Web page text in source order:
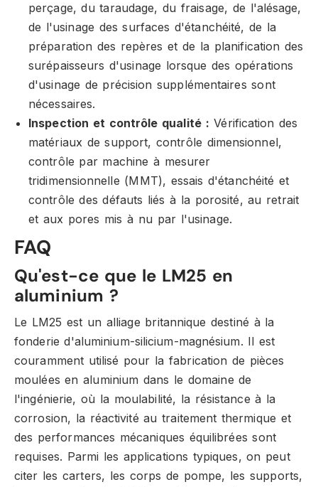
perçage, du taraudage, du fraisage, de l'alésage,
de l'usinage des surfaces d'étanchéité, de la
préparation des repères et de la planification des
surépaisseurs d'usinage lorsque des opérations
d'usinage de précision supplémentaires sont
nécessaires.
Inspection et contrôle qualité : Vérification des
matériaux de support, contrôle dimensionnel,
contrôle par machine à mesurer
tridimensionnelle (MMT), essais d'étanchéité et
contrôle des défauts liés à la porosité, au retrait
et aux pores mis à nu par l'usinage.
FAQ
Qu'est-ce que le LM25 en
aluminium ?
Le LM25 est un alliage britannique destiné à la
fonderie d'aluminium-silicium-magnésium. Il est
couramment utilisé pour la fabrication de pièces
moulées en aluminium dans le domaine de
l'ingénierie, où la moulabilité, la résistance à la
corrosion, la réactivité au traitement thermique et
des performances mécaniques équilibrées sont
requises. Parmi les applications typiques, on peut
citer les carters, les corps de pompe, les supports,